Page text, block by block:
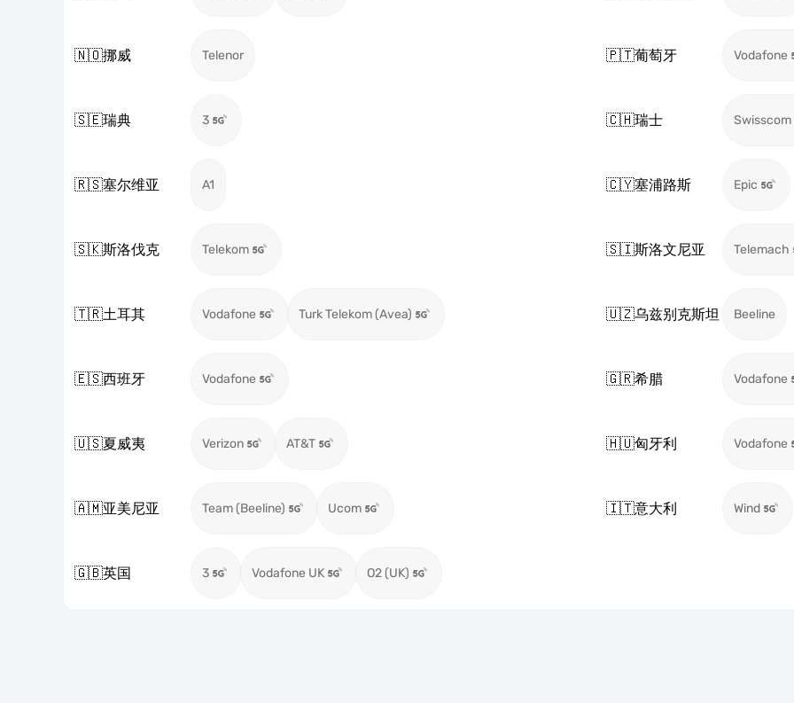
🇳🇴挪威 Telenor 🇵🇹葡萄牙 Vodafone
🇸🇪瑞典 3 🇨🇭瑞士 Swisscom
🇷🇸塞尔维亚 A1 🇨🇾塞浦路斯 Epic
🇸🇰斯洛伐克 Telekom 🇸🇮斯洛文尼亚 Telemach
🇹🇷土耳其 Vodafone Turk Telekom (Avea) 🇺🇿乌兹别克斯坦 Beeline
🇪🇸西班牙 Vodafone 🇬🇷希腊 Vodafone
🇺🇸夏威夷 Verizon AT&T 🇭🇺匈牙利 Vodafone
🇦🇲亚美尼亚 Team (Beeline) Ucom 🇮🇹意大利 Wind
🇬🇧英国 3 Vodafone UK O2 (UK)